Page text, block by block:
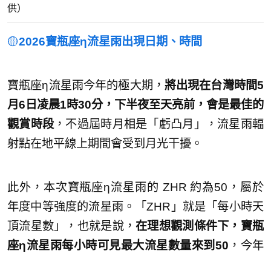
供）
🟡2026寶瓶座η流星雨出現日期、時間
寶瓶座η流星雨今年的極大期， 將出現在台灣時間5
月6日凌晨1時30分，下半夜至天亮前，會是最佳的
觀賞時段，不過屆時月相是「虧凸月」，流星雨輻
射點在地平線上期間會受到月光干擾。
此外，本次寶瓶座η流星雨的 ZHR 約為50，屬於
年度中等強度的流星雨。「ZHR」就是「每小時天
頂流星數」，也就是說，在理想觀測條件下，寶瓶
座η流星雨每小時可見最大流星數量來到50 ，今年